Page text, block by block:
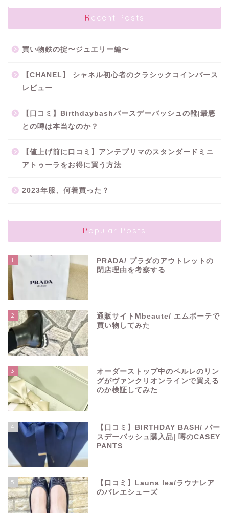
Recent Posts
買い物鉄の掟〜ジュエリー編〜
【CHANEL】 シャネル初心者のクラシックコインパース
レビュー
【口コミ】Birthdaybashバースデーバッシュの靴|最悪
との噂は本当なのか？
【値上げ前に口コミ】アンテプリマのスタンダードミニ
アトゥーラをお得に買う方法
2023年服、何着買った？
Popular Posts
1
PRADA/ プラダのアウトレットの
閉店理由を考察する
2
通販サイトMbeaute/ エムボーテで
買い物してみた
3
オーダーストップ中のペルレのリン
グがヴァンクリオンラインで買える
のか検証してみた
4
【口コミ】BIRTHDAY BASH/ バー
スデーバッシュ購入品| 噂のCASEY
PANTS
5
【口コミ】Launa lea/ラウナレア
のバレエシューズ